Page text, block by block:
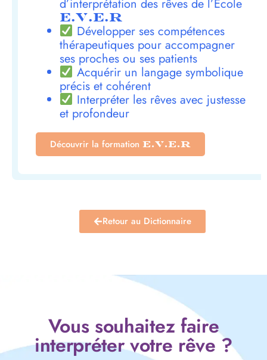
d’interprétation des rêves de l’École
E.V.E.R
Développer ses compétences
thérapeutiques pour accompagner
ses proches ou ses patients
Acquérir un langage symbolique
précis et cohérent
Interpréter les rêves avec justesse
et profondeur
Découvrir la formation E.V.E.R
Retour au Dictionnaire
Vous souhaitez faire
interpréter votre rêve ?